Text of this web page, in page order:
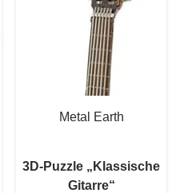
Metal Earth
3D-Puzzle „Klassische
Gitarre“